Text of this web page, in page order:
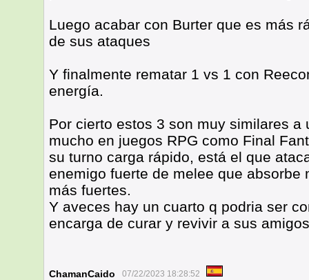
Luego acabar con Burter que es más
de sus ataques
Y finalmente rematar 1 vs 1 con
energía.
Por cierto estos 3 son muy similares
mucho en juegos RPG como Final
su turno carga rápido, está el que
enemigo fuerte de melee que
más fuertes.
Y aveces hay un cuarto q podria ser
encarga de curar y revivir a sus
ChamanCaido 07/22/2023 18:28:52